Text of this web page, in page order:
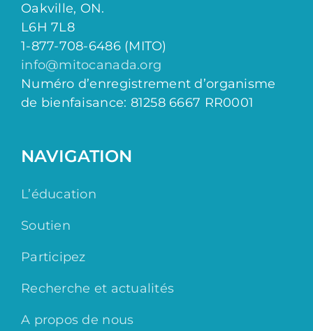
Oakville, ON.
L6H 7L8
1-877-708-6486 (MITO)
info@mitocanada.org
Numéro d’enregistrement d’organisme
de bienfaisance: 81258 6667 RR0001
NAVIGATION
L’éducation
Soutien
Participez
Recherche et actualités
A propos de nous